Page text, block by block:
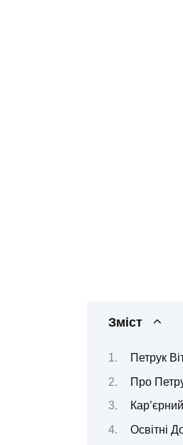
Зміст
Петрук
Про
Освітні